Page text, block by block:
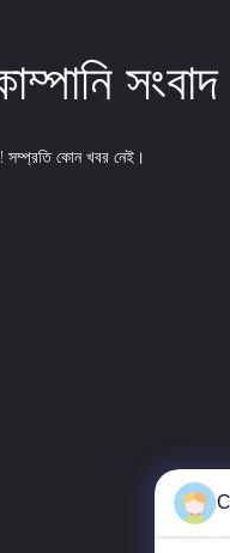
সংবাদ
সম্প্রতি কোন খবর নেই।